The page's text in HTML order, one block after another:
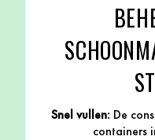
Snel vullen: De
containers